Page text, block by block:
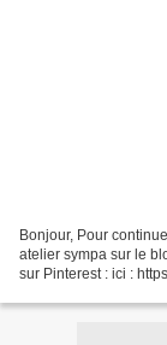
Bonjour, Pour
atelier sympa sur le
sur Pinterest : ici :